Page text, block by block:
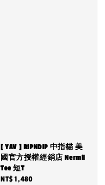
[ YAV ] RIPNDIP 中指貓 美
國官方授權經銷店 Nermii
Tee 短T
Regular
NT$ 1,480